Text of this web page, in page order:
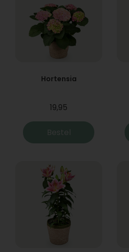
Hortensia
19,95
Bestel